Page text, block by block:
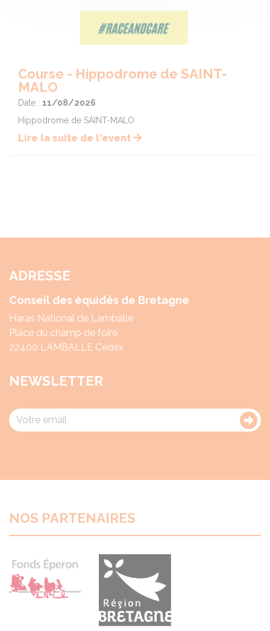
Course - Hippodrome de SAINT-
MALO
Date : 11/08/2026
Hippodrome de SAINT-MALO
Lire la suite de l'event
ADRESSE
Conseil des équidés de Bretagne
Haras National de Lamballe
Place du champ de foire
22400 LAMBALLE Cedex
NEWSLETTER
NOS PARTENAIRES